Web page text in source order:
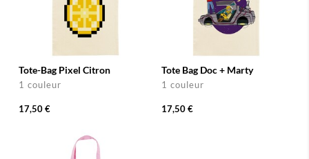
Tote-Bag Pixel Citron
1 couleur
17,50 €
Tote Bag Doc + Marty
1 couleur
17,50 €